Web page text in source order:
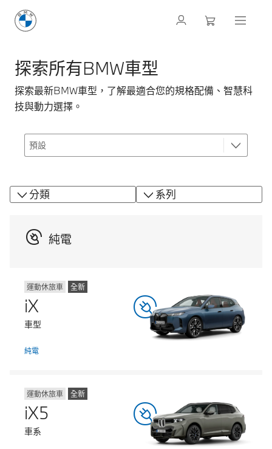
探索所有BMW車型
探索最新BMW車型，了解最適合您的規格配備、智慧科
技與動力選擇。
分類 系列
純電
運動休旅車 全新
iX
車型
純電
運動休旅車 全新
iX5
車系